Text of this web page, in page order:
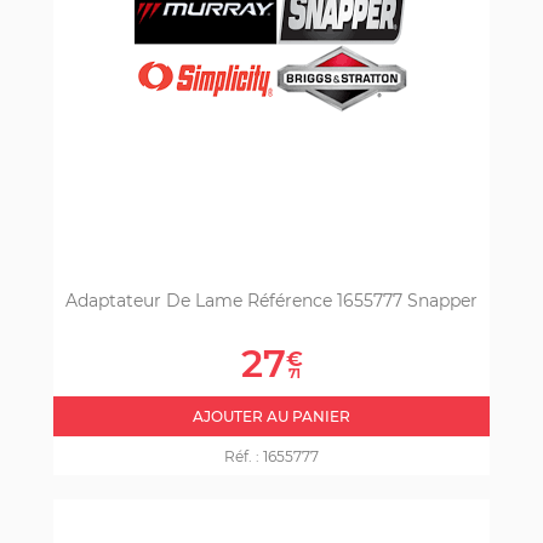
Adaptateur De Lame Référence 1655777 Snapper
Prix
27€
71
AJOUTER AU PANIER
Réf. : 1655777